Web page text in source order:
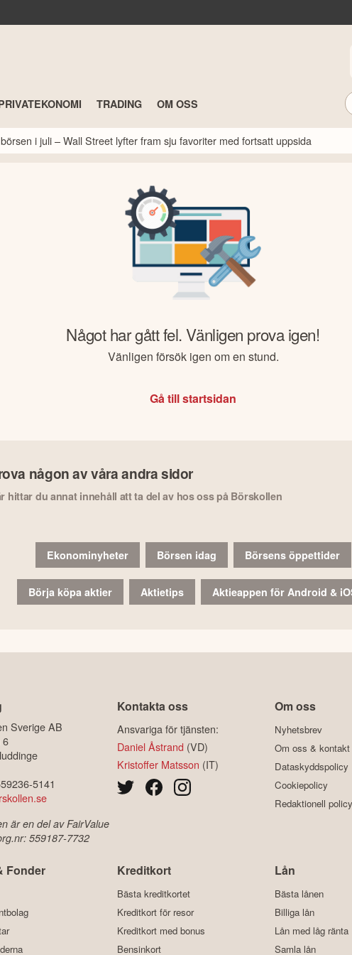
TRADING OM OSS
i juli – Wall Street lyfter fram sju favoriter med fortsatt uppsida
Något har gått fel. Vänligen prova igen!
Vänligen försök igen om en stund.
Gå till startsidan
någon av våra andra sidor
hittar du annat innehåll att ta del av hos oss på Börskollen
Ekonominyheter Börsen idag Börsens öppettider
Börja köpa aktier Aktietips Aktieappen för Android &
Sverige AB
6
5141
är en del av FairValue
559187-7732
Kontakta oss
Ansvariga för tjänsten:
Daniel Åstrand (VD)
Kristoffer Matsson (IT)
Om oss
Nyhetsbrev
Om oss & kontakt
Dataskyddspolicy
Cookiepolicy
Redaktionell policy
Fonder Kreditkort
Bästa kreditkortet
Kreditkort för resor
Kreditkort med bonus
Bensinkort
Lån
Bästa lånen
Billiga lån
Lån med låg ränta
Samla lån